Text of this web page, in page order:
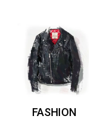
FASHION